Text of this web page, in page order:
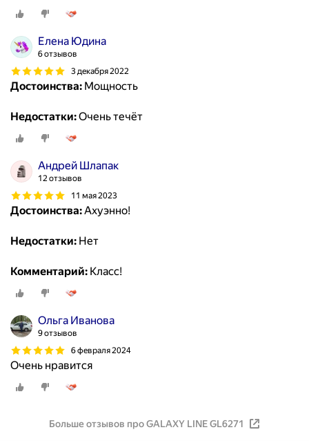
Елена Юдина
6 отзывов
3 декабря 2022
Достоинства: Мощность
Недостатки:Очень течёт
Андрей Шлапак
12 отзывов
11 мая 2023
Достоинства:Ахуэнно!
Недостатки: Нет
Комментарий: Класс!
Ольга Иванова
9 отзывов
6 февраля 2024
Очень нравится
Больше отзывов про GALAXY LINE GL6271